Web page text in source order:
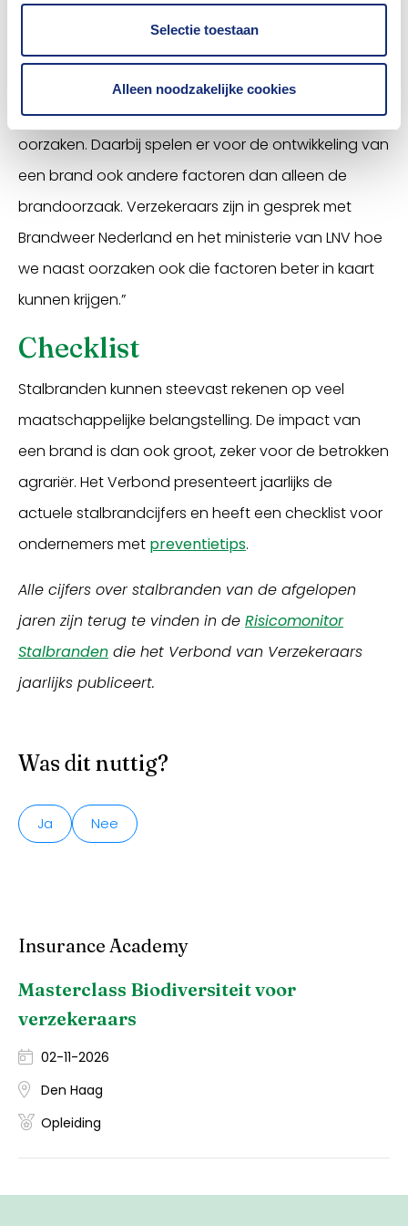
Selectie toestaan
Alleen noodzakelijke cookies
de minister aangekondigde maatregelen snel van
kracht. Ten slotte is ook gedragsverandering en
preventie belangrijk, want werkzaamheden en
werktuigen in de stal blijven ook belangrijke
oorzaken. Daarbij spelen er voor de ontwikkeling van
een brand ook andere factoren dan alleen de
brandoorzaak. Verzekeraars zijn in gesprek met
Brandweer Nederland en het ministerie van LNV hoe
we naast oorzaken ook die factoren beter in kaart
kunnen krijgen.”
Checklist
Stalbranden kunnen steevast rekenen op veel
maatschappelijke belangstelling. De impact van
een brand is dan ook groot, zeker voor de betrokken
agrariër. Het Verbond presenteert jaarlijks de
actuele stalbrandcijfers en heeft een checklist voor
ondernemers met preventietips.
Alle cijfers over stalbranden van de afgelopen
jaren zijn terug te vinden in de Risicomonitor
Stalbranden die het Verbond van Verzekeraars
jaarlijks publiceert.
Was dit nuttig?
Ja Nee
Insurance Academy
Masterclass Biodiversiteit voor
verzekeraars
02-11-2026
Den Haag
Opleiding